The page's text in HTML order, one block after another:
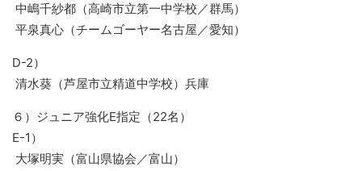
中嶋千紗都（高崎市立第一中学校／群馬）
平泉真心（チームゴーヤー名古屋／愛知）
D-2）
清水葵（芦屋市立精道中学校）兵庫
６）ジュニア強化E指定（22名）
E-1）
大塚明実（富山県協会／富山）